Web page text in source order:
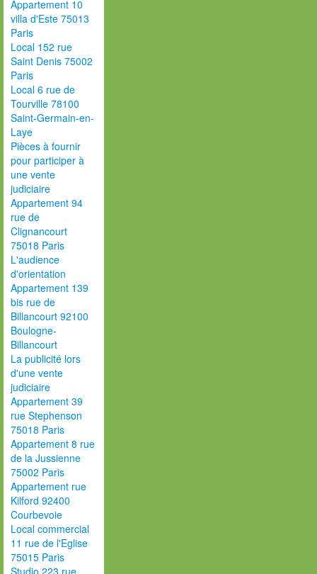
Appartement 10
villa d'Este 75013
Paris
Local 152 rue
Saint Denis 75002
Paris
Local 6 rue de
Tourville 78100
Saint-Germain-en-
Laye
Pièces à fournir
pour participer à
une vente
judiciaire
Appartement 94
rue de
Clignancourt
75018 Paris
L'audience
d'orientation
Appartement 139
bis rue de
Billancourt 92100
Boulogne-
Billancourt
La publicité lors
d'une vente
judiciaire
Appartement 39
rue Stephenson
75018 Paris
Appartement 8 rue
de la Jussienne
75002 Paris
Appartement rue
Kilford 92400
Courbevoie
Local commercial
11 rue de l'Eglise
75015 Paris
Studio 223 rue